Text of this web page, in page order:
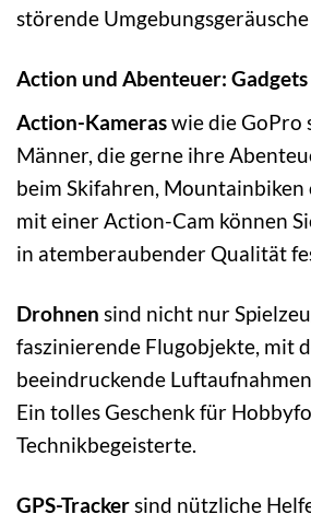
störende Umgebungsgeräusche
Action und Abenteuer:
Action-Kameraswie die GoPro
Männer, die gerne ihre
beim Skifahren, Mountainbiken
mit einer Action-Cam können
in atemberaubender Qualität
Drohnen sind nicht nur
faszinierende Flugobjekte, mit
beeindruckende
Ein tolles Geschenk für
Technikbegeisterte.
GPS-Tracker sind nützliche